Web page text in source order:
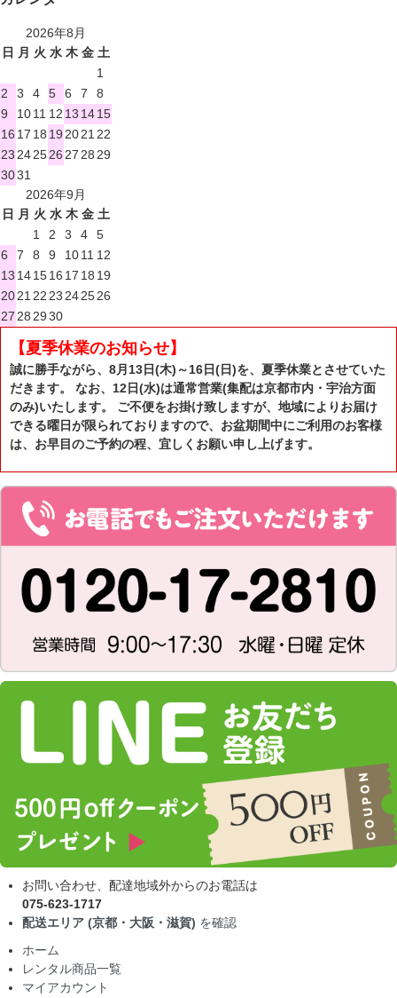
2026年8月
日
月 火 水 木 金 土
1
2
3 4 5 6 7
8
9
1011 12 13 1415
16 17 18 19 2021 22
23 242526 27 28 29
3031
2026年9月
日
月 火 水 木 金 土
1
2 3 4
5
6
7 8 9 1011 12
13 141516 17 18 19
2021 22 23 242526
27 28 2930
【夏季休業のお知らせ】
誠に勝手ながら、8月13日(木)～16日(日)を、夏季休業とさせていた
だきます。 なお、12日(水)は通常営業(集配は京都市内・宇治方面
のみ)いたします。 ご不便をお掛け致しますが、地域によりお届け
できる曜日が限られておりますので、お盆期間中にご利用のお客様
は、お早目のご予約の程、宜しくお願い申し上げます。
お問い合わせ、配達地域外からのお電話は
075-623-1717
配送エリア (京都・大阪・滋賀) を確認
ホーム
レンタル商品一覧
マイアカウント